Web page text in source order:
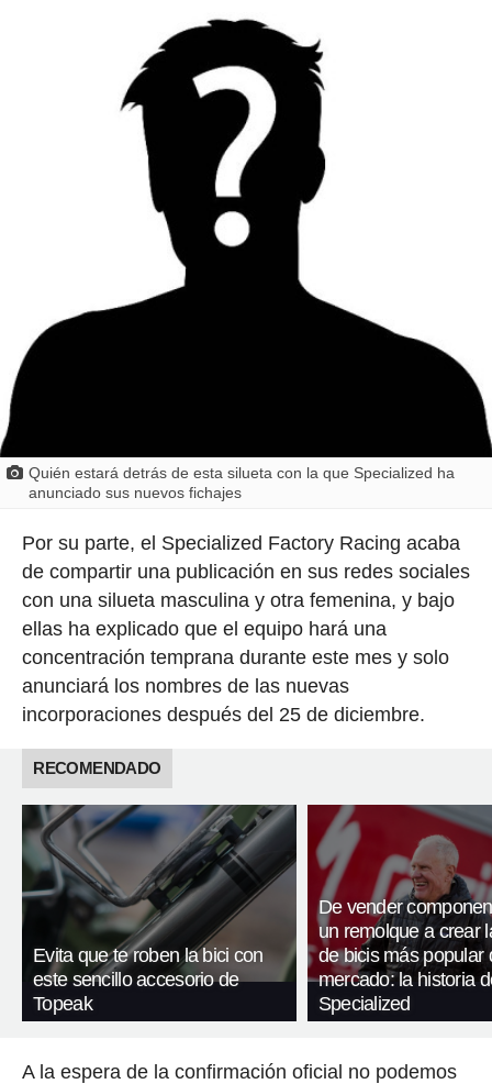
Quién estará detrás de esta silueta con la que Specialized ha
anunciado sus nuevos fichajes
Por su parte, el Specialized Factory Racing acaba
de compartir una publicación en sus redes sociales
con una silueta masculina y otra femenina, y bajo
ellas ha explicado que el equipo hará una
concentración temprana durante este mes y solo
anunciará los nombres de las nuevas
incorporaciones después del 25 de diciembre.
RECOMENDADO
Evita que te roben la bici con
este sencillo accesorio de
Topeak
De vender
un remolque a crear
de bicis más popular
mercado: la historia
Specialized
A la espera de la confirmación oficial no podemos